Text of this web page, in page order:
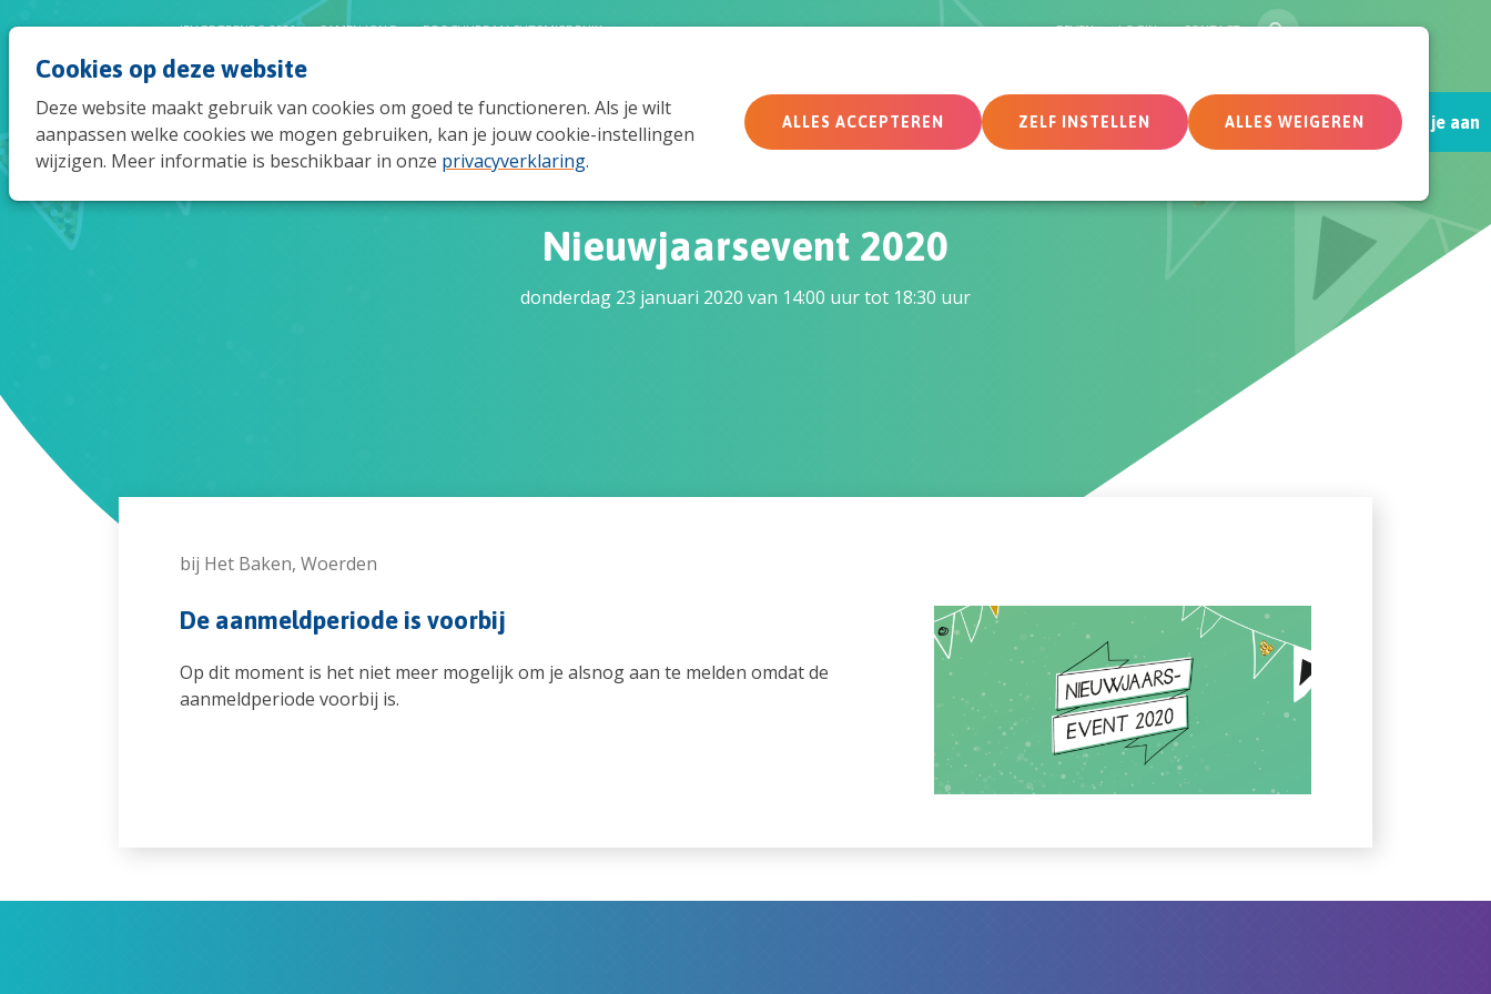
Cookies op deze website
Deze website maakt gebruik van cookies om goed te functioneren. Als je wilt
aanpassen welke cookies we mogen gebruiken, kan je jouw cookie-instellingen
wijzigen. Meer informatie is beschikbaar in onze privacyverklaring.
ALLES ACCEPTEREN ZELF INSTELLEN ALLES WEIGEREN
Wie wij zijn Wat we doen Doe mee Actueel Deelnemersomgeving Sluit je aan
JEUGDTRENDS 2026 SAMEN JONG BROCHURE MACHTSMISBRUIK GEVEN LOGIN CONTACT ZOEK
Nieuwjaarsevent 2020
donderdag 23 januari 2020 van 14:00 uur tot 18:30 uur
bij Het Baken, Woerden
De aanmeldperiode is voorbij
Op dit moment is het niet meer mogelijk om je alsnog aan te melden omdat de
aanmeldperiode voorbij is.